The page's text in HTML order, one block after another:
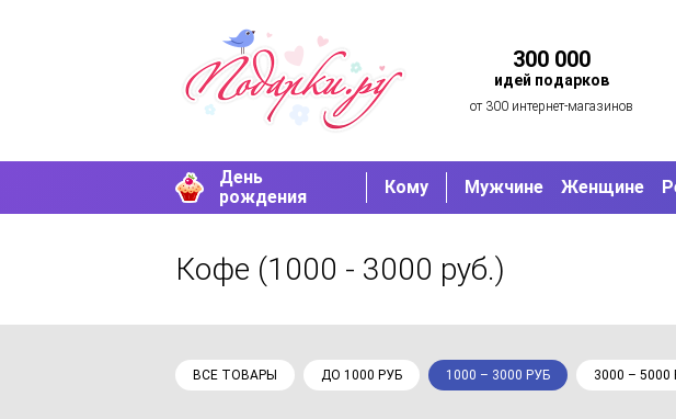
300 000
идей подарков
от 300 интернет-магазинов
День
рождения
Кому Мужчине Женщине
Кофе (1000 - 3000 руб.)
ВСЕ ТОВАРЫ ДО 1000 РУБ 1000 – 3000 РУБ 3000 – 5000